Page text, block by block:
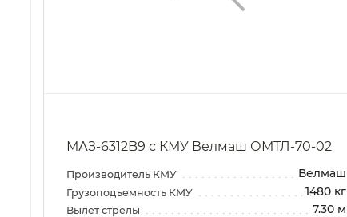
МАЗ-6312B9 с КМУ Велмаш ОМТЛ-70-02
Производитель КМУ Велмаш
Грузоподъемность КМУ 1480 кг
Вылет стрелы 7.30 м